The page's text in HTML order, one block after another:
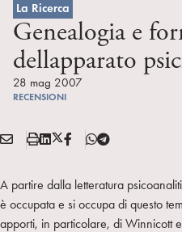
La Ricerca
Genealogia e
dellapparato
28 mag 2007
RECENSIONI
Condividi:
E
A
I
S
a
L
e
X
T
F
T
A partire dalla letteratura
è occupata e si occupa di questo
apporti, in particolare, di Winnicott